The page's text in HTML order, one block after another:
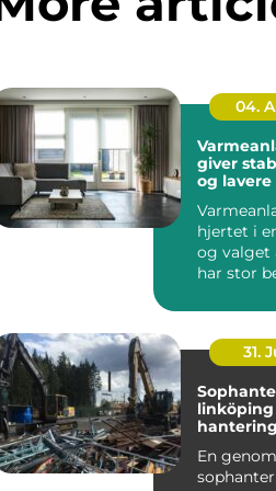
04.
giver
og
hjertet i
og valget
har stor
31.
linköping hållbar
En